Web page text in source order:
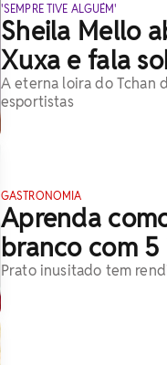
'SEMPRE TIVE ALGUÉM'
Sheila Mello
Xuxa e fala
A eterna loira do Tchan
esportistas
GASTRONOMIA
Aprenda
branco com
Prato inusitado tem